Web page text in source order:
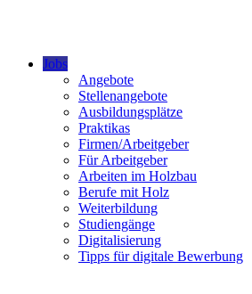
Jobs
Angebote
Stellenangebote
Ausbildungsplätze
Praktikas
Firmen/Arbeitgeber
Für Arbeitgeber
Arbeiten im Holzbau
Berufe mit Holz
Weiterbildung
Studiengänge
Digitalisierung
Tipps für digitale Bewerbung